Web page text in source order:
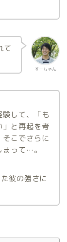
すーちゃん
て
して、「も
」と再起を考
こでさらに
って…。
彼の強さに